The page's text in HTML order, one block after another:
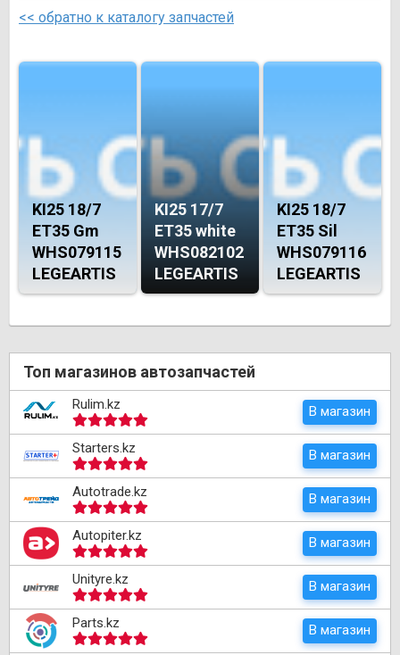
<< обратно к каталогу запчастей
KI25 18/7
ET35 Gm
WHS079115
LEGEARTIS
KI25 17/7
ET35 white
WHS082102
LEGEARTIS
KI25 18/7
ET35 Sil
WHS079116
LEGEARTIS
Топ магазинов автозапчастей
Rulim.kz В магазин
Starters.kz В магазин
Autotrade.kz В магазин
Autopiter.kz В магазин
Unityre.kz В магазин
Parts.kz В магазин